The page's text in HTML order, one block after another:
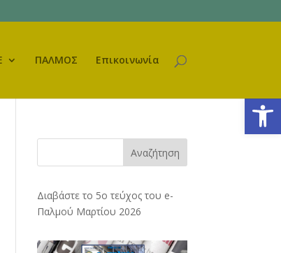
ΠΑΛΜΟΣ Επικοινωνία
Αναζήτηση
Διαβάστε το 5ο τεύχος του e-
Παλμού Μαρτίου 2026